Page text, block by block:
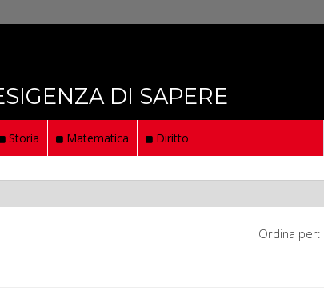
DI SAPERE
Storia Matematica Diritto
Ordina per: